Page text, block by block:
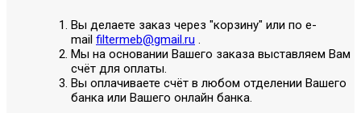
Вы делаете заказ через "корзину" или по е-
mail filtermeb@gmail.ru .
Мы на основании Вашего заказа выставляем Вам
счёт для оплаты.
Вы оплачиваете счёт в любом отделении Вашего
банка или Вашего онлайн банка.